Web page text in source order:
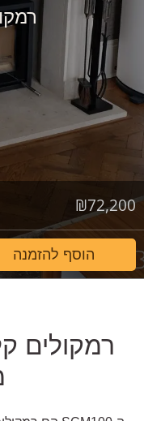
₪72,200
הוסף להזמנה
רמקולים